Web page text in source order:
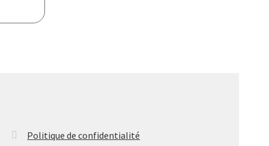
Politique de confidentialité